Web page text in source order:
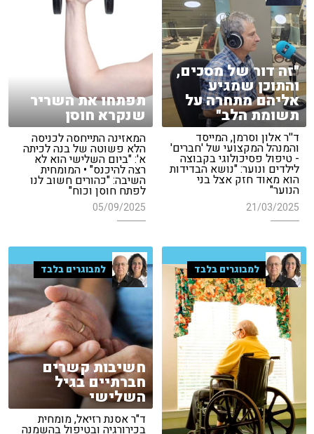
תפתחו את השריר
שנקרא חוסן
המאזינה התייחסה לכניסה
הלא פשוטה של בנה לכיתה
א': "ביום השלישי הוא לא
רצה להיכנס" • המומחית
השיבה: "כהורים חשוב לנו
לפתח חוסן וכוח"
05/09/2025
"זה דור של מסכים,
והתוכן שמגיע
אליהם מתחרה על
תשומת הלב"
ד''ר אלון וסרמן, המייסד
והמנהל המקצועי של 'חברים'
- טיפול פסיכולוגי בקבוצה
לילדים ונוער: "נושא הבדידות
הוא מאוד חזק אצל בני
הנוער"
21/03/2025
למבוגרים בלבד למבוגרים בלבד
חשיבות קשרים
חברתיים בגיל
השלישי
ד"ר אסנת רזיאל, מומחית
בכירורגיה ובטיפול בהשמנה